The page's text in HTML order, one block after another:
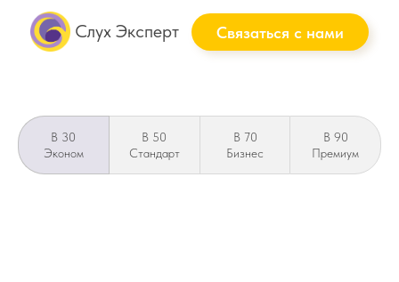
Связаться с нами
Слух Эксперт
B 30
Эконом
B 50
Стандарт
B 70
Бизнес
B 90
Премиум